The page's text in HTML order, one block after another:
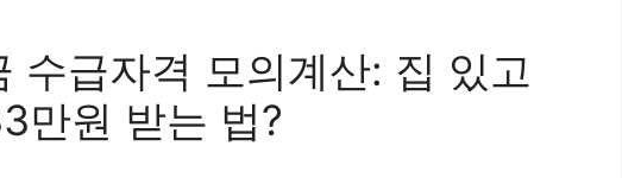
수급자격 모의계산: 집 있고
만원 받는 법?